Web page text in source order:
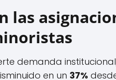
las
demanda
en un 37%